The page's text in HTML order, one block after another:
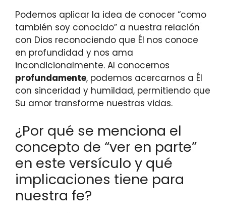
Podemos aplicar la idea de conocer “como
también soy conocido” a nuestra relación
con Dios reconociendo que Él nos conoce
en profundidad y nos ama
incondicionalmente. Al conocernos
profundamente, podemos acercarnos a Él
con sinceridad y humildad, permitiendo que
Su amor transforme nuestras vidas.
¿Por qué se menciona el
concepto de “ver en parte”
en este versículo y qué
implicaciones tiene para
nuestra fe?